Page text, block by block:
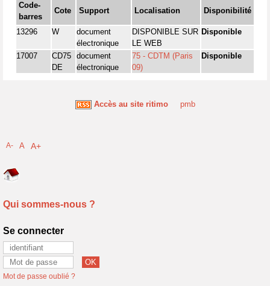
Code-
barres
Cote Support Localisation Disponibilité
13296 W
document
électronique
DISPONIBLE SUR
LE WEB
Disponible
17007
CD75
DE
document
électronique
75 - CDTM (Paris
09)
Disponible
Accès au site ritimo pmb
A- A A+
Qui sommes-nous ?
Se connecter
Mot de passe oublié ?